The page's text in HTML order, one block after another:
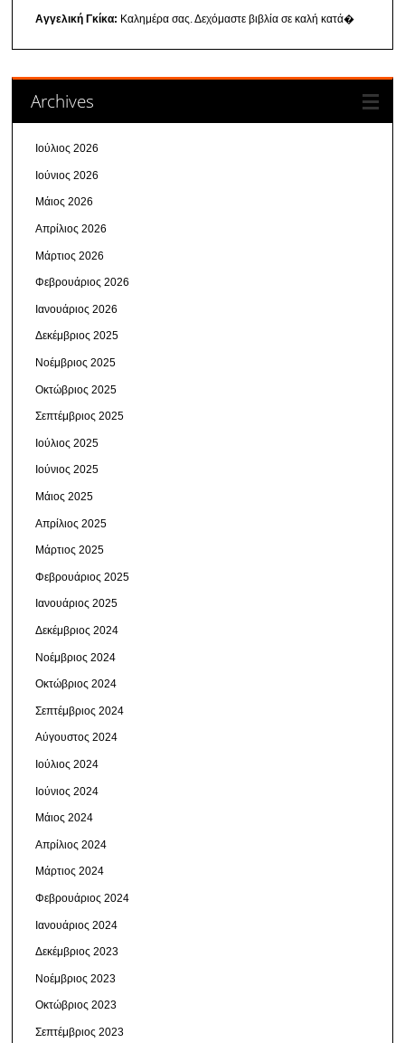
Αγγελική Γκίκα: Καλημέρα σας. Δεχόμαστε βιβλία σε καλή κατά�
Archives
Ιούλιος 2026
Ιούνιος 2026
Μάιος 2026
Απρίλιος 2026
Μάρτιος 2026
Φεβρουάριος 2026
Ιανουάριος 2026
Δεκέμβριος 2025
Νοέμβριος 2025
Οκτώβριος 2025
Σεπτέμβριος 2025
Ιούλιος 2025
Ιούνιος 2025
Μάιος 2025
Απρίλιος 2025
Μάρτιος 2025
Φεβρουάριος 2025
Ιανουάριος 2025
Δεκέμβριος 2024
Νοέμβριος 2024
Οκτώβριος 2024
Σεπτέμβριος 2024
Αύγουστος 2024
Ιούλιος 2024
Ιούνιος 2024
Μάιος 2024
Απρίλιος 2024
Μάρτιος 2024
Φεβρουάριος 2024
Ιανουάριος 2024
Δεκέμβριος 2023
Νοέμβριος 2023
Οκτώβριος 2023
Σεπτέμβριος 2023